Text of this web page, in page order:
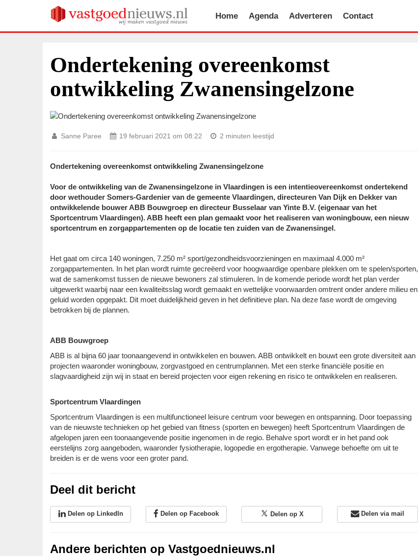
Home Agenda Adverteren Contact
Ondertekening overeenkomst
ontwikkeling Zwanensingelzone
Sanne Paree 19 februari 2021 om 08:22 2 minuten leestijd
Ondertekening overeenkomst ontwikkeling Zwanensingelzone
Voor de ontwikkeling van de Zwanensingelzone in Vlaardingen is een intentieovereenkomst ondertekend
door wethouder Somers-Gardenier van de gemeente Vlaardingen, directeuren Van Dijk en Dekker van
ontwikkelende bouwer ABB Bouwgroep en directeur Busselaar van Yinte B.V. (eigenaar van het
Sportcentrum Vlaardingen). ABB heeft een plan gemaakt voor het realiseren van woningbouw, een nieuw
sportcentrum en zorgappartementen op de locatie ten zuiden van de Zwanensingel.
Het gaat om circa 140 woningen, 7.250 m² sport/gezondheidsvoorzieningen en maximaal 4.000 m²
zorgappartementen. In het plan wordt ruimte gecreëerd voor hoogwaardige openbare plekken om te spelen/sporten,
wat de samenkomst tussen de nieuwe bewoners zal stimuleren. In de komende periode wordt het plan verder
uitgewerkt waarbij naar een kwaliteitsslag wordt gemaakt en wettelijke voorwaarden omtrent onder andere milieu en
geluid worden opgepakt. Dit moet duidelijkheid geven in het definitieve plan. Na deze fase wordt de omgeving
betrokken bij de plannen.
ABB Bouwgroep
ABB is al bijna 60 jaar toonaangevend in ontwikkelen en bouwen. ABB ontwikkelt en bouwt een grote diversiteit aan
projecten waaronder woningbouw, zorgvastgoed en centrumplannen. Met een sterke financiële positie en
slagvaardigheid zijn wij in staat en bereid projecten voor eigen rekening en risico te ontwikkelen en realiseren.
Sportcentrum Vlaardingen
Sportcentrum Vlaardingen is een multifunctioneel leisure centrum voor bewegen en ontspanning. Door toepassing
van de nieuwste technieken op het gebied van fitness (sporten en bewegen) heeft Sportcentrum Vlaardingen de
afgelopen jaren een toonaangevende positie ingenomen in de regio. Behalve sport wordt er in het pand ook
eerstelijns zorg aangeboden, waaronder fysiotherapie, logopedie en ergotherapie. Vanwege behoefte om uit te
breiden is er de wens voor een groter pand.
Deel dit bericht
Delen op LinkedIn Delen op Facebook Delen op X Delen via mail
Andere berichten op Vastgoednieuws.nl